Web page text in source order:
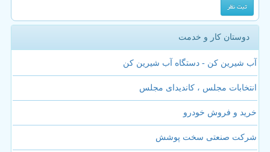
دوستان کار و خدمت
آب شیرین کن - دستگاه آب شیرین کن
انتخابات مجلس ، کاندیدای مجلس
خرید و فروش خودرو
شرکت صنعتی سخت پوشش